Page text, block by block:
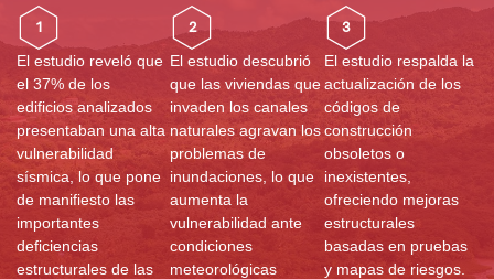
1
El estudio reveló que
el 37% de los
edificios analizados
presentaban una alta
vulnerabilidad
sísmica, lo que pone
de manifiesto las
importantes
deficiencias
estructurales de las
2
El estudio descubrió
que las viviendas que
invaden los canales
naturales agravan los
problemas de
inundaciones, lo que
aumenta la
vulnerabilidad ante
condiciones
meteorológicas
3
El estudio respalda la
actualización de los
códigos de
construcción
obsoletos o
inexistentes,
ofreciendo mejoras
estructurales
basadas en pruebas
y mapas de riesgos.